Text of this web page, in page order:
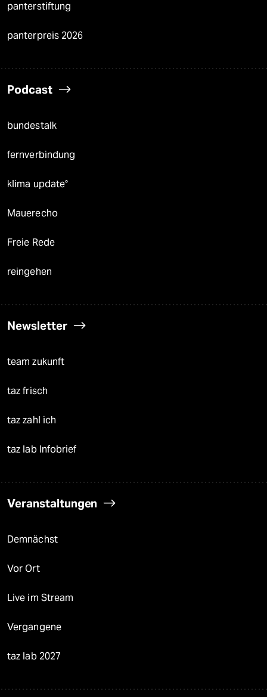
panterstiftung
panterpreis 2026
Podcast
bundestalk
fernverbindung
klima update°
Mauerecho
Freie Rede
reingehen
Newsletter
team zukunft
taz frisch
taz zahl ich
taz lab Infobrief
Veranstaltungen
Demnächst
Vor Ort
Live im Stream
Vergangene
taz lab 2027